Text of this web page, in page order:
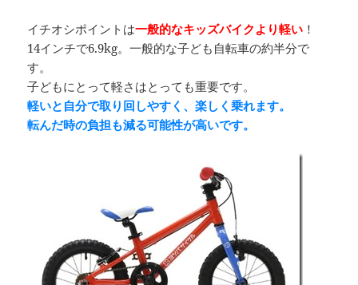
イチオシポイントは一般的なキッズバイクより軽い ！
14インチで6.9kg。一般的な子ども自転車の約半分で
す。
子どもにとって軽さはとっても重要です。
軽いと自分で取り回しやすく、楽しく乗れます。
転んだ時の負担も減る可能性が高いです。